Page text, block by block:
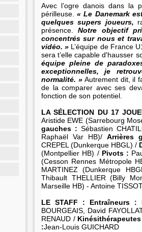
Avec l’ogre danois dans la
périlleuse. « Le Danemark
quelques supers joueurs,
présence.
Notre objectif
concentrés sur nous et
vidéo. » L’équipe de France
sera t’elle capable d'hausser
équipe pleine de
exceptionnelles, je
normalité. » Autrement dit, il
de la comparer avec ses
fonction de son potentiel.
LA SÉLECTION DU 17
Aristide EWE (Sarrebourg
gauches : Sébastien
Raphaël Var HB)/ Arrières
CREPEL (Dunkerque HBGL) /
(Montpellier HB) / Pivots :
(Cesson Rennes Métropole
MARTINEZ (Dunkerque
Thibault THELLIER (Billy
Marseille HB) - Antoine
LE STAFF : Entraîneurs :
BOURGEAIS, David
RENAUD /
:Jean-Louis GUICHARD